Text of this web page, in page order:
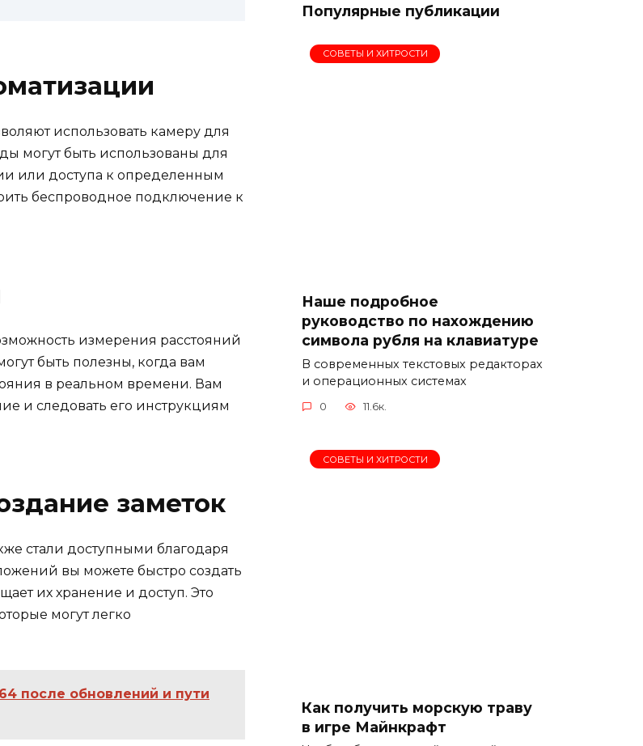
использовать камеру для
могут быть использованы для
или доступа к определенным
беспроводное подключение к
измерения расстояний
быть полезны, когда вам
в реальном времени. Вам
и следовать его инструкциям
заметок
стали доступными благодаря
вы можете быстро создать
их хранение и доступ. Это
могут легко
после обновлений и пути
Популярные публикации
СОВЕТЫ И ХИТРОСТИ
Наше подробное
руководство по нахождению
символа рубля на клавиатуре
В современных текстовых редакторах
и операционных системах
0 11.6к.
СОВЕТЫ И ХИТРОСТИ
Как получить морскую траву
в игре Майнкрафт